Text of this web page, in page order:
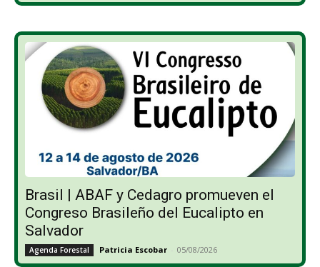
Brasil | ABAF y Cedagro promueven el
Congreso Brasileño del Eucalipto en
Salvador
Agenda Forestal Patricia Escobar - 05/08/2026